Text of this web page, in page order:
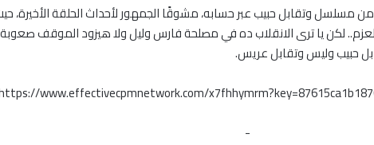
مسلسل وتقابل حبيب عبر حسابه، مشوقًا الجمهور لأحداث الحلقة الأخيرة،
العزم.. لكن يا ترى الانقلاب ده في مصلحة فارس وليل ولا هيزود الموقف
حبيب وليس وتقابل عريس.
www.effectivecpmnetwork.com/
-